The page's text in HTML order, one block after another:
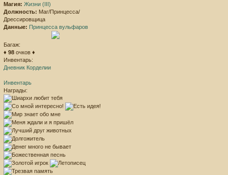
Магия: Жизни (III)
Должность: Маг/Принцесса/
Дрессировщица
Данные: Принцесса вульфаров
Багаж:
♦ 98 очков ♦
Инвентарь:
Дневник Корделии
Инвентарь
Награды: